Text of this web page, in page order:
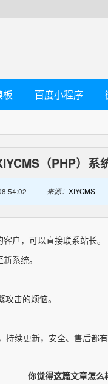
板 百度小程序
（PHP）系
来源： XIYCMS
户，可以直接联系站长。
系统。
击的烦恼。
持续更新，安全、售后都
你觉得这篇文章怎么